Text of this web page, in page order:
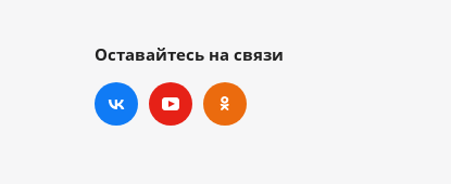
Оставайтесь на связи